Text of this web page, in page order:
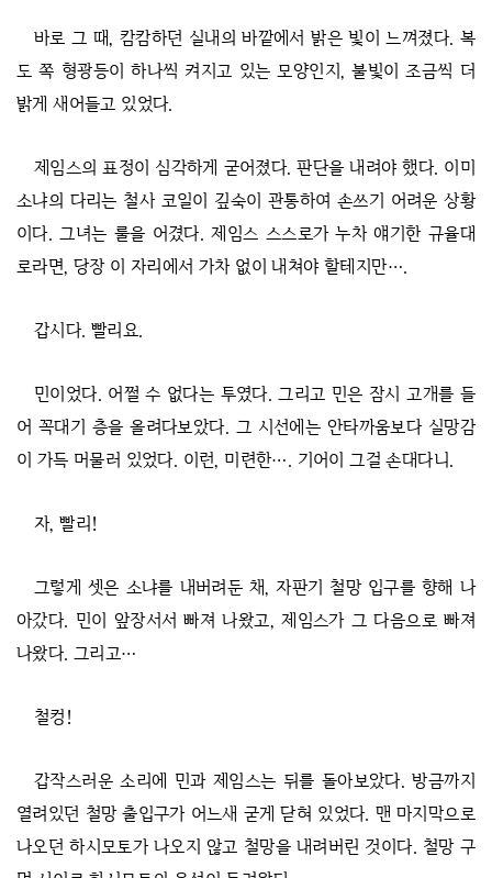
바로 그 때, 캄캄하던 실내의 바깥에서 밝은 빛이 느껴졌다. 복
도 쪽 형광등이 하나씩 켜지고 있는 모양인지, 불빛이 조금씩 더
밝게 새어들고 있었다.
제임스의 표정이 심각하게 굳어졌다. 판단을 내려야 했다. 이미
소냐의 다리는 철사 코일이 깊숙이 관통하여 손쓰기 어려운 상황
이다. 그녀는 룰을 어겼다. 제임스 스스로가 누차 얘기한 규율대
로라면, 당장 이 자리에서 가차 없이 내쳐야 할테지만….
갑시다. 빨리요.
민이었다. 어쩔 수 없다는 투였다. 그리고 민은 잠시 고개를 들
어 꼭대기 층을 올려다보았다. 그 시선에는 안타까움보다 실망감
이 가득 머물러 있었다. 이런, 미련한…. 기어이 그걸 손대다니.
자, 빨리!
그렇게 셋은 소냐를 내버려둔 채, 자판기 철망 입구를 향해 나
아갔다. 민이 앞장서서 빠져 나왔고, 제임스가 그 다음으로 빠져
나왔다. 그리고…
철컹!
갑작스러운 소리에 민과 제임스는 뒤를 돌아보았다. 방금까지
열려있던 철망 출입구가 어느새 굳게 닫혀 있었다. 맨 마지막으로
나오던 하시모토가 나오지 않고 철망을 내려버린 것이다. 철망 구